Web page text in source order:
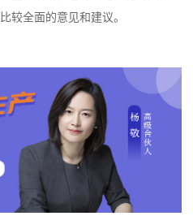
较全面的意见和建议。